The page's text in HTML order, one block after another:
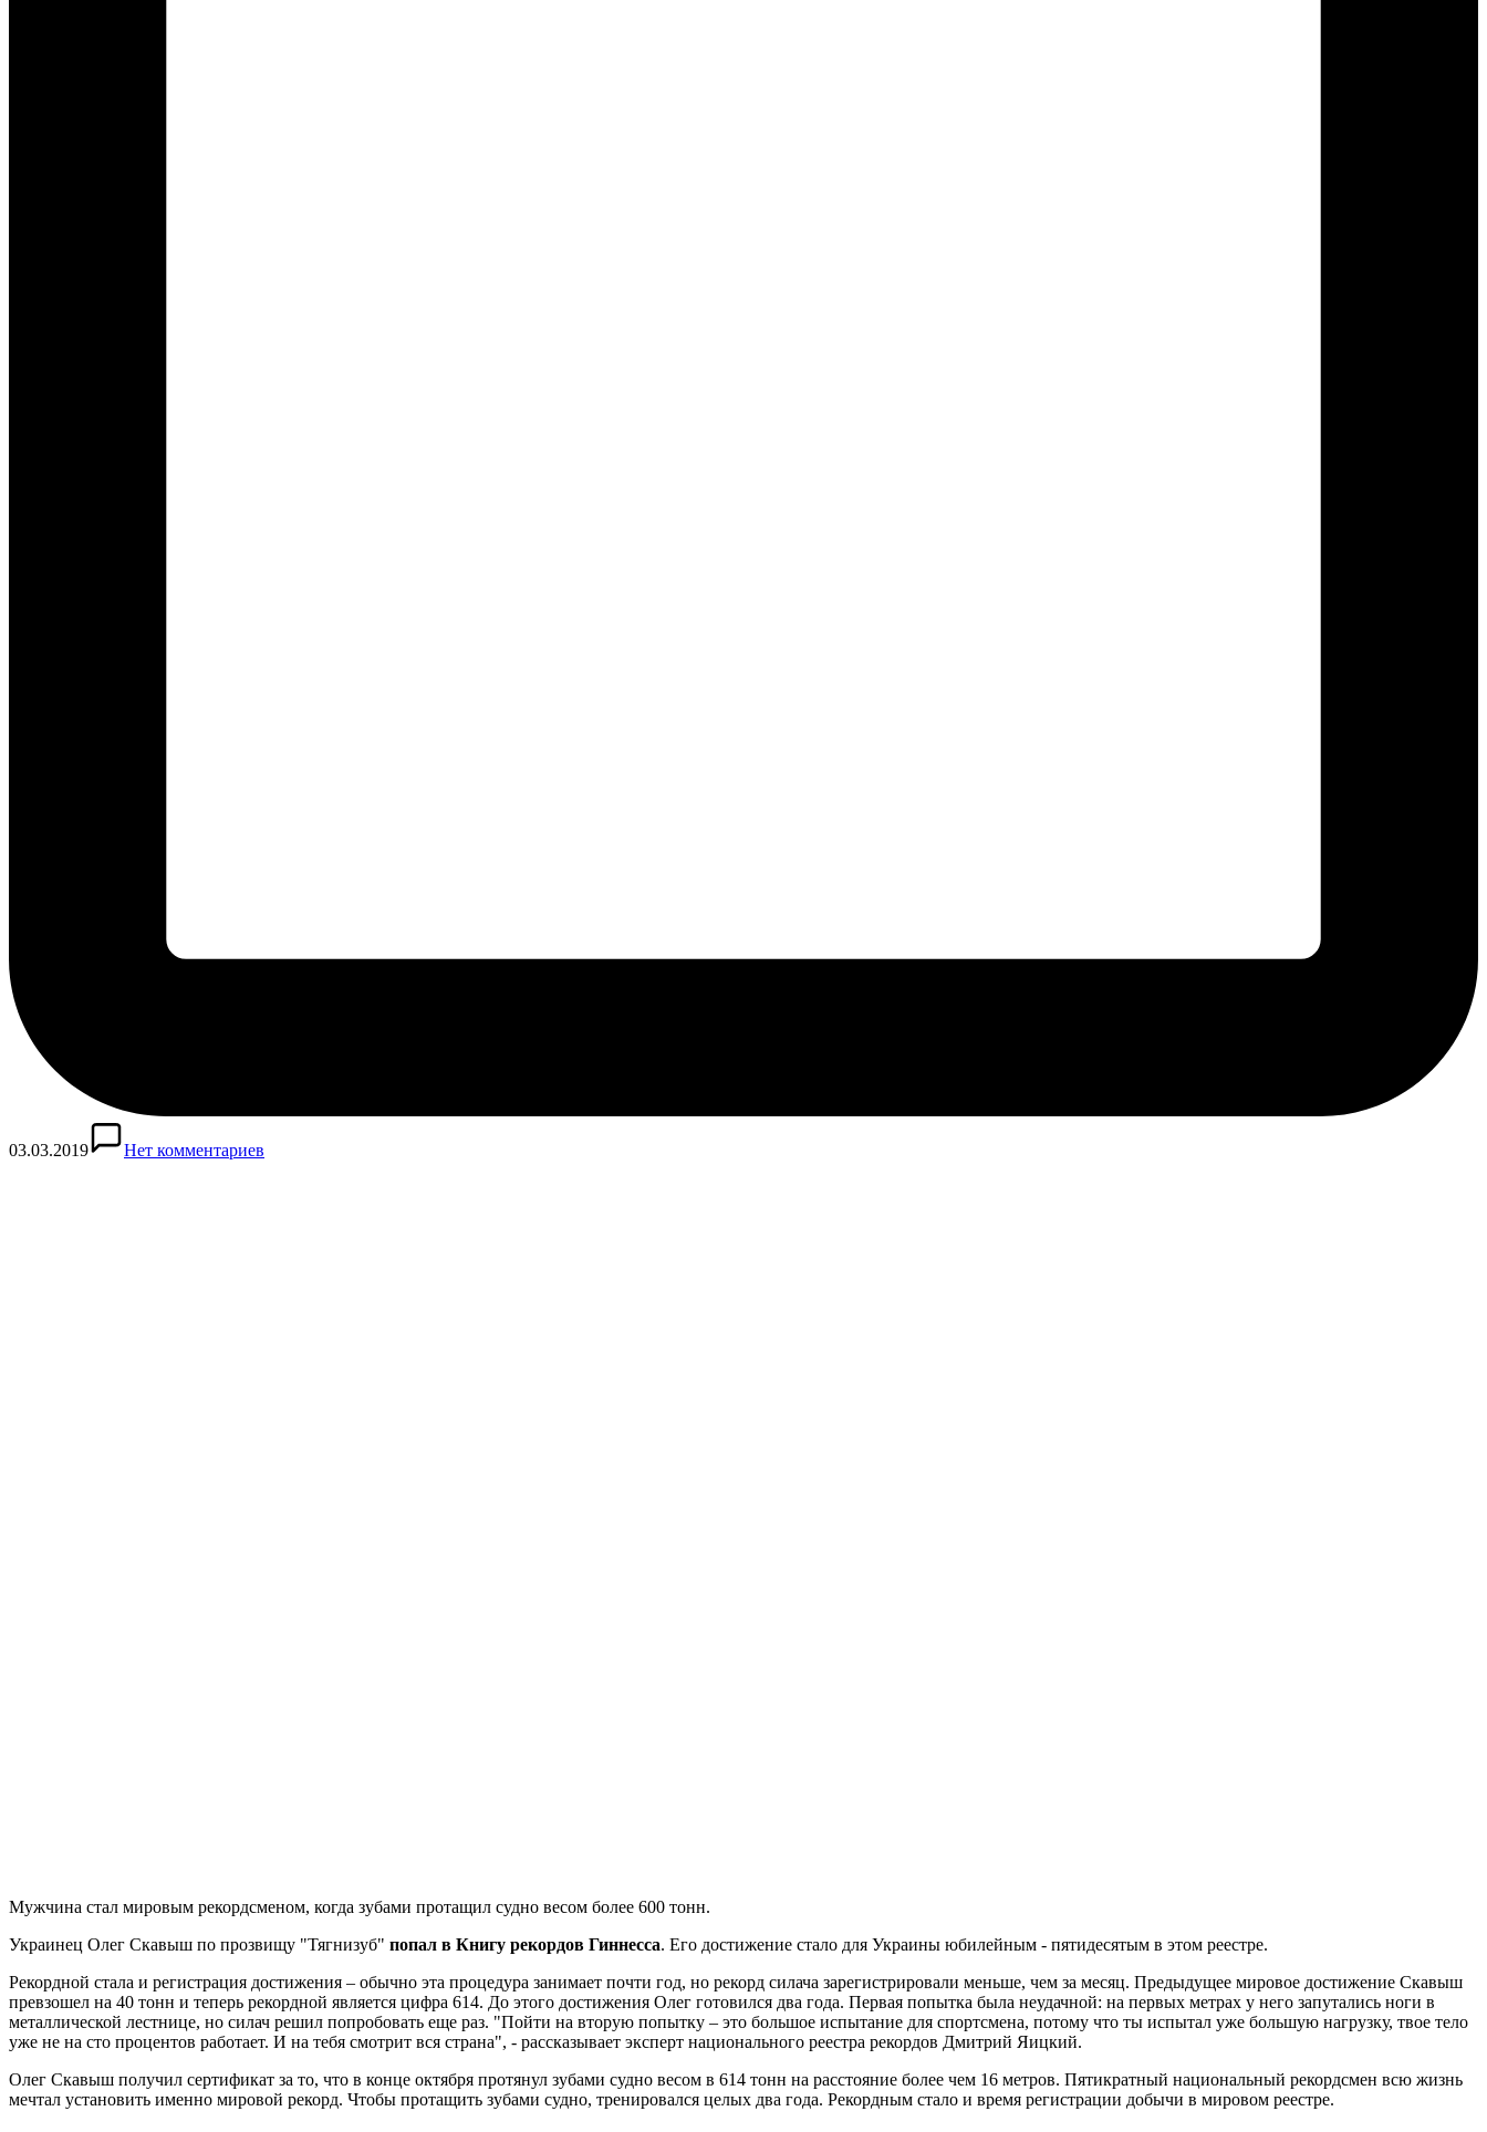
03.03.2019 Нет комментариев
Мужчина стал мировым рекордсменом, когда зубами протащил судно весом более 600 тонн.
Украинец Олег Скавыш по прозвищу "Тягнизуб" попал в Книгу рекордов Гиннесса. Его достижение стало для Украины юбилейным - пятидесятым в этом реестре.
Рекордной стала и регистрация достижения – обычно эта процедура занимает почти год, но рекорд силача зарегистрировали меньше, чем за месяц. Предыдущее мировое достижение Скавыш
превзошел на 40 тонн и теперь рекордной является цифра 614. До этого достижения Олег готовился два года. Первая попытка была неудачной: на первых метрах у него запутались ноги в
металлической лестнице, но силач решил попробовать еще раз. "Пойти на вторую попытку – это большое испытание для спортсмена, потому что ты испытал уже большую нагрузку, твое тело
уже не на сто процентов работает. И на тебя смотрит вся страна", - рассказывает эксперт национального реестра рекордов Дмитрий Яицкий.
Олег Скавыш получил сертификат за то, что в конце октября протянул зубами судно весом в 614 тонн на расстояние более чем 16 метров. Пятикратный национальный рекордсмен всю жизнь
мечтал установить именно мировой рекорд. Чтобы протащить зубами судно, тренировался целых два года. Рекордным стало и время регистрации добычи в мировом реестре.